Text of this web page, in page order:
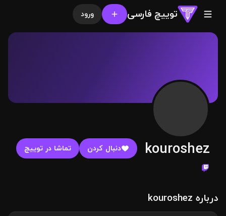
توییچ فارسی ورود
kouroshez دنبال کردن تماشا در توییچ
درباره kouroshez